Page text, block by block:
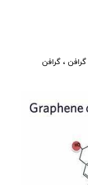
گرافن ، گرافن